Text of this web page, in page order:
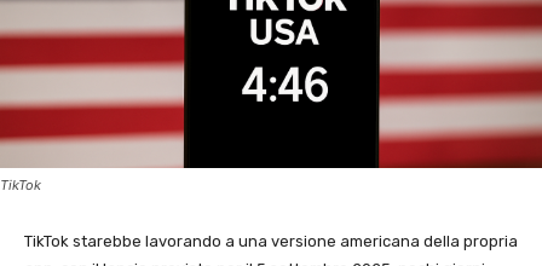
TikTok
TikTok starebbe lavorando a una versione americana della propria